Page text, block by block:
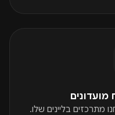
מועדונים
מתרכזים בליינים שלו.